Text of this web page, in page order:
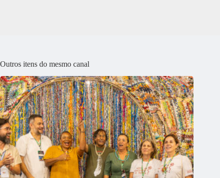
Outros itens do mesmo canal